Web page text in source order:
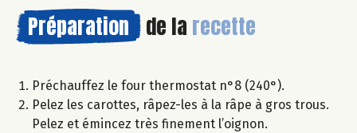
Préparation de la recette
Préchauffez le four thermostat n°8 (240°).
Pelez les carottes, râpez-les à la râpe à gros trous.
Pelez et émincez très finement l’oignon.